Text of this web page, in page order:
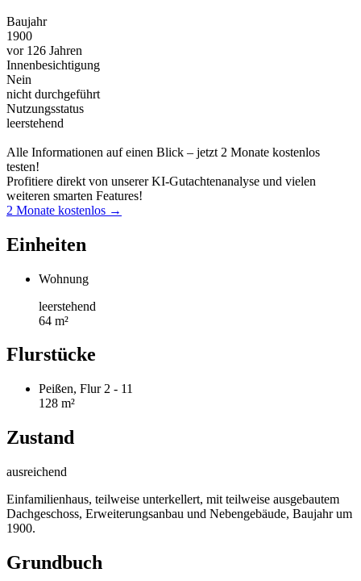
Baujahr
1900
vor 126 Jahren
Innenbesichtigung
Nein
nicht durchgeführt
Nutzungsstatus
leerstehend
Alle Informationen auf einen Blick – jetzt 2 Monate kostenlos
testen!
Profitiere direkt von unserer KI-Gutachtenanalyse und vielen
weiteren smarten Features!
2 Monate kostenlos →
Einheiten
Wohnung
leerstehend
64 m²
Flurstücke
Peißen, Flur 2 - 11
128 m²
Zustand
ausreichend
Einfamilienhaus, teilweise unterkellert, mit teilweise ausgebautem
Dachgeschoss, Erweiterungsanbau und Nebengebäude, Baujahr um
1900.
Grundbuch